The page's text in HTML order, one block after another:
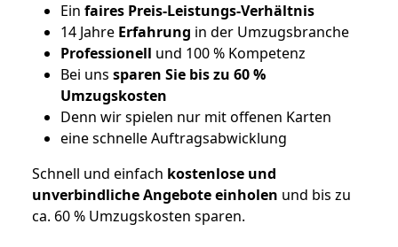
Ein faires Preis-Leistungs-Verhältnis
14 Jahre Erfahrung in der Umzugsbranche
Professionell und 100 % Kompetenz
Bei uns sparen Sie bis zu 60 %
Umzugskosten
Denn wir spielen nur mit offenen Karten
eine schnelle Auftragsabwicklung
Schnell und einfach kostenlose und
unverbindliche Angebote einholen und bis zu
ca. 60 % Umzugskosten sparen.